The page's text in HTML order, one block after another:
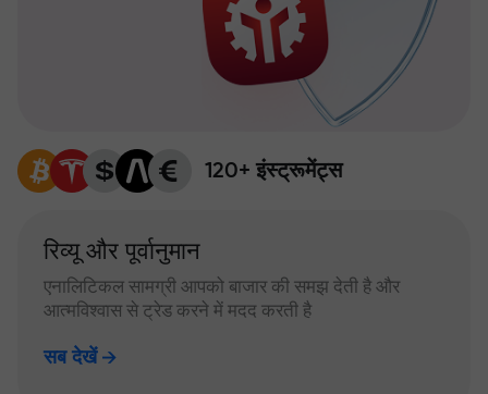
120+ इंस्ट्रूमेंट्स
रिव्यू और पूर्वानुमान
एनालिटिकल सामग्री आपको बाजार की समझ देती है और
आत्मविश्वास से ट्रेड करने में मदद करती है
सब देखें